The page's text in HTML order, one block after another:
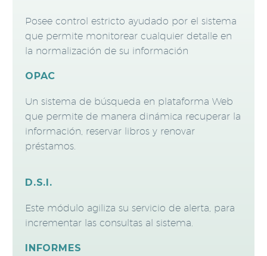
Posee control estricto ayudado por el sistema
que permite monitorear cualquier detalle en
la normalización de su información
OPAC
Un sistema de búsqueda en plataforma Web
que permite de manera dinámica recuperar la
información, reservar libros y renovar
préstamos.
D.S.I.
Este módulo agiliza su servicio de alerta, para
incrementar las consultas al sistema.
INFORMES